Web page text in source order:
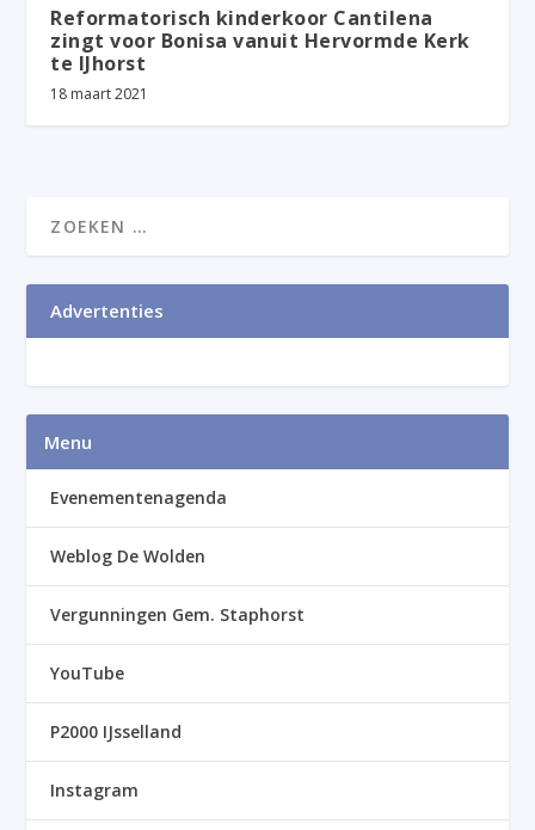
Reformatorisch kinderkoor Cantilena
zingt voor Bonisa vanuit Hervormde Kerk
te IJhorst
18 maart 2021
Advertenties
Menu
Evenementenagenda
Weblog De Wolden
Vergunningen Gem. Staphorst
YouTube
P2000 IJsselland
Instagram